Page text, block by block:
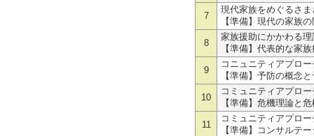
7
現代家族をめぐるさ
【準備】現代の家族
8
家族援助にかかわる
【準備】代表的な家
9
コニュニティアプロ
【準備】予防の概念
10
コミュニティアプロ
【準備】危機理論と
11
コミュニティアプロ
【準備】コンサルテ